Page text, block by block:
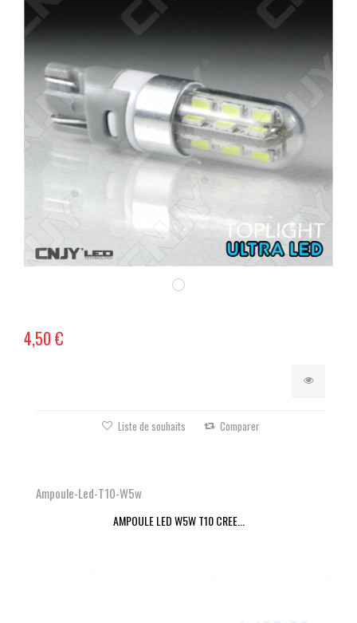
4,50 €
Liste de souhaits Comparer
Ampoule-Led-T10-W5w
AMPOULE LED W5W T10 CREE...